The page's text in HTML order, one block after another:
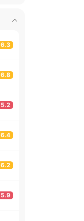
6.3
6.8
5.2
6.4
6.2
5.9